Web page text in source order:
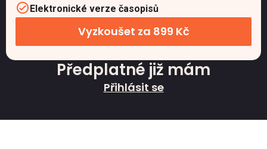
Elektronické verze časopisů
Vyzkoušet za 899 Kč
Předplatné již mám
Přihlásit se